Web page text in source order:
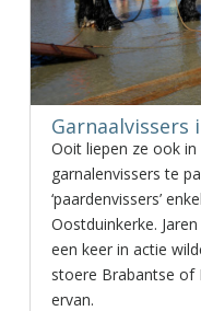
Garnaalvissers
Ooit liepen ze ook
garnalenvissers te
‘paardenvissers’
Oostduinkerke.
een keer in actie
stoere Brabantse of
ervan.